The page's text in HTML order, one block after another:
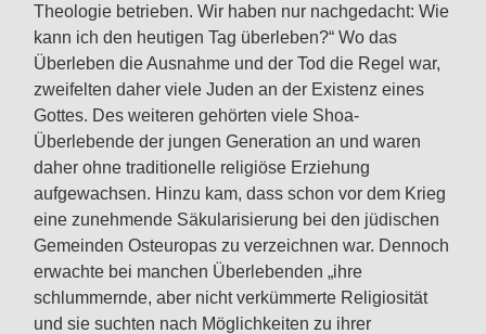
Theologie betrieben. Wir haben nur nachgedacht: Wie
kann ich den heutigen Tag überleben?“ Wo das
Überleben die Ausnahme und der Tod die Regel war,
zweifelten daher viele Juden an der Existenz eines
Gottes. Des weiteren gehörten viele Shoa-
Überlebende der jungen Generation an und waren
daher ohne traditionelle religiöse Erziehung
aufgewachsen. Hinzu kam, dass schon vor dem Krieg
eine zunehmende Säkularisierung bei den jüdischen
Gemeinden Osteuropas zu verzeichnen war. Dennoch
erwachte bei manchen Überlebenden „ihre
schlummernde, aber nicht verkümmerte Religiosität
und sie suchten nach Möglichkeiten zu ihrer